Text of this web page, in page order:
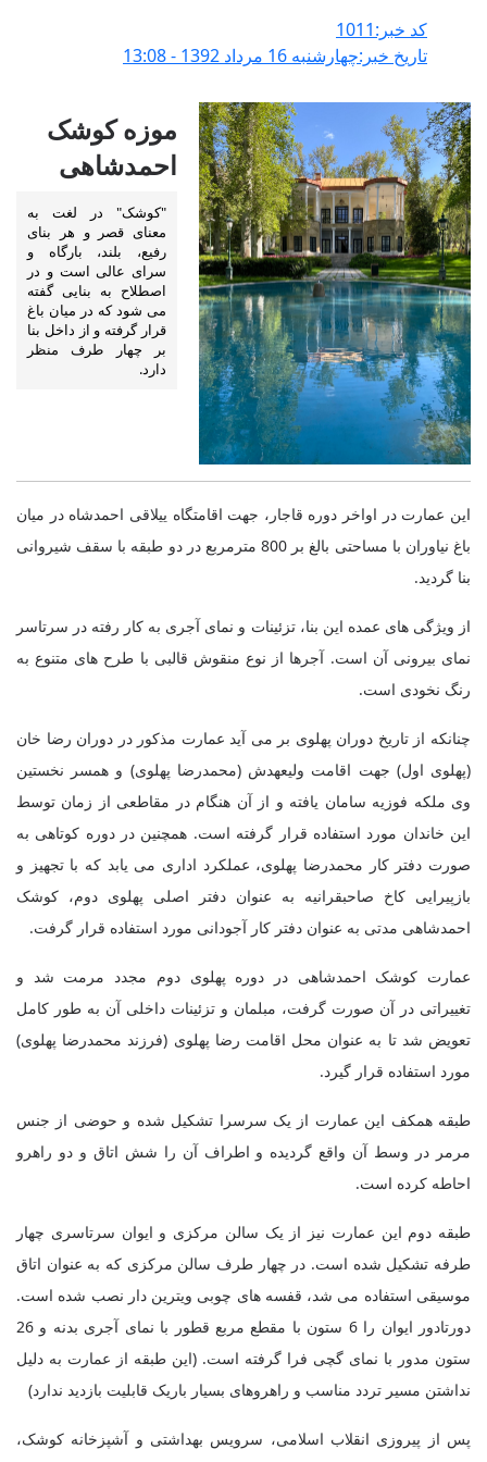
کد خبر:1011
تاریخ خبر:چهارشنبه 16 مرداد 1392 - 13:08
موزه کوشک
احمدشاهی
"کوشک" در لغت به
معنای قصر و هر بنای
رفیع، بلند، بارگاه و
سرای عالی است و در
اصطلاح به بنایی گفته
می شود که در میان باغ
قرار گرفته و از داخل بنا
بر چهار طرف منظر
دارد.
این عمارت در اواخر دوره قاجار، جهت اقامتگاه ییلاقی احمدشاه در میان
باغ نیاوران با مساحتی بالغ بر 800 مترمربع در دو طبقه با سقف شیروانی
بنا گردید.
از ویژگی های عمده این بنا، تزئینات و نمای آجری به کار رفته در سرتاسر
نمای بیرونی آن است. آجرها از نوع منقوش قالبی با طرح های متنوع به
رنگ نخودی است.
چنانکه از تاریخ دوران پهلوی بر می آید عمارت مذکور در دوران رضا خان
(پهلوی اول) جهت اقامت ولیعهدش (محمدرضا پهلوی) و همسر نخستین
وی ملکه فوزیه سامان یافته و از آن هنگام در مقاطعی از زمان توسط
این خاندان مورد استفاده قرار گرفته است. همچنین در دوره کوتاهی به
صورت دفتر کار محمدرضا پهلوی، عملکرد اداری می یابد که با تجهیز و
بازپیرایی کاخ صاحبقرانیه به عنوان دفتر اصلی پهلوی دوم، کوشک
احمدشاهی مدتی به عنوان دفتر کار آجودانی مورد استفاده قرار گرفت.
عمارت کوشک احمدشاهی در دوره پهلوی دوم مجدد مرمت شد و
تغییراتی در آن صورت گرفت، مبلمان و تزئینات داخلی آن به طور کامل
تعویض شد تا به عنوان محل اقامت رضا پهلوی (فرزند محمدرضا پهلوی)
مورد استفاده قرار گیرد.
طبقه همکف این عمارت از یک سرسرا تشکیل شده و حوضی از جنس
مرمر در وسط آن واقع گردیده و اطراف آن را شش اتاق و دو راهرو
احاطه کرده است.
طبقه دوم این عمارت نیز از یک سالن مرکزی و ایوان سرتاسری چهار
طرفه تشکیل شده است. در چهار طرف سالن مرکزی که به عنوان اتاق
موسیقی استفاده می شد، قفسه های چوبی ویترین دار نصب شده است.
دورتادور ایوان را 6 ستون با مقطع مربع قطور با نمای آجری بدنه و 26
ستون مدور با نمای گچی فرا گرفته است. (این طبقه از عمارت به دلیل
نداشتن مسیر تردد مناسب و راهروهای بسیار باریک قابلیت بازدید ندارد)
پس از پیروزی انقلاب اسلامی، سرویس بهداشتی و آشپزخانه کوشک،